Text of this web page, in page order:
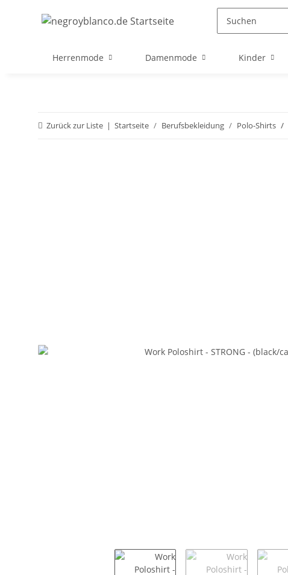
Herrenmode Damenmode Kinder
Zurück zur Liste Startseite Berufsbekleidung Polo-Shirts